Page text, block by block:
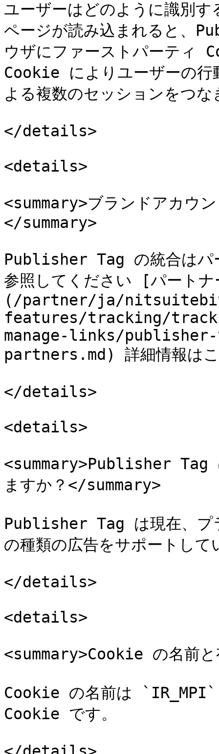
ユーザーはどのように識別
ページが読み込まれると、
ウザにファーストパーティ
Cookie によりユーザーの行
よる複数のセッションをつ
</details>
<details>
<summary>ブランドアカウ
</summary>
Publisher Tag の統合はパ
参照してください [パート
(/partner/ja/
features/tracking/
manage-links/
partners.md) 詳細情報は
</details>
<details>
<summary>Publisher Tag
ますか？</summary>
Publisher Tag は現在、プ
の種類の広告をサポートして
</details>
<details>
<summary>Cookie の名前
Cookie の名前は `IR_MPI`
Cookie です。